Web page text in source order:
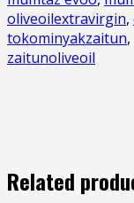
oliveoilextravirgin,
tokominyakzaitun,
zaitunoliveoil
Related